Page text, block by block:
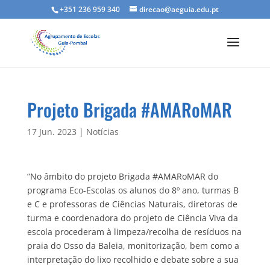
+351 236 959 340 direcao@aeguia.edu.pt
Projeto Brigada #AMARoMAR
17 Jun. 2023 | Notícias
“No âmbito do projeto Brigada #AMARoMAR do
programa Eco-Escolas os alunos do 8º ano, turmas B
e C e professoras de Ciências Naturais, diretoras de
turma e coordenadora do projeto de Ciência Viva da
escola procederam à limpeza/recolha de resíduos na
praia do Osso da Baleia, monitorização, bem como a
interpretação do lixo recolhido e debate sobre a sua